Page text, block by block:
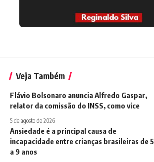
Veja Também
Flávio Bolsonaro anuncia Alfredo Gaspar,
relator da comissão do INSS, como vice
5 de agosto de 2026
Ansiedade é a principal causa de
incapacidade entre crianças brasileiras de 5
a 9 anos